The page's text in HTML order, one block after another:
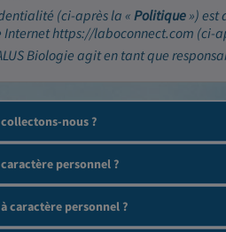
(ci-après la « Politique») est
Internet https://laboconnect.com (ci-
Biologie agit en tant que
nous ?
personnel ?
caractère personnel ?